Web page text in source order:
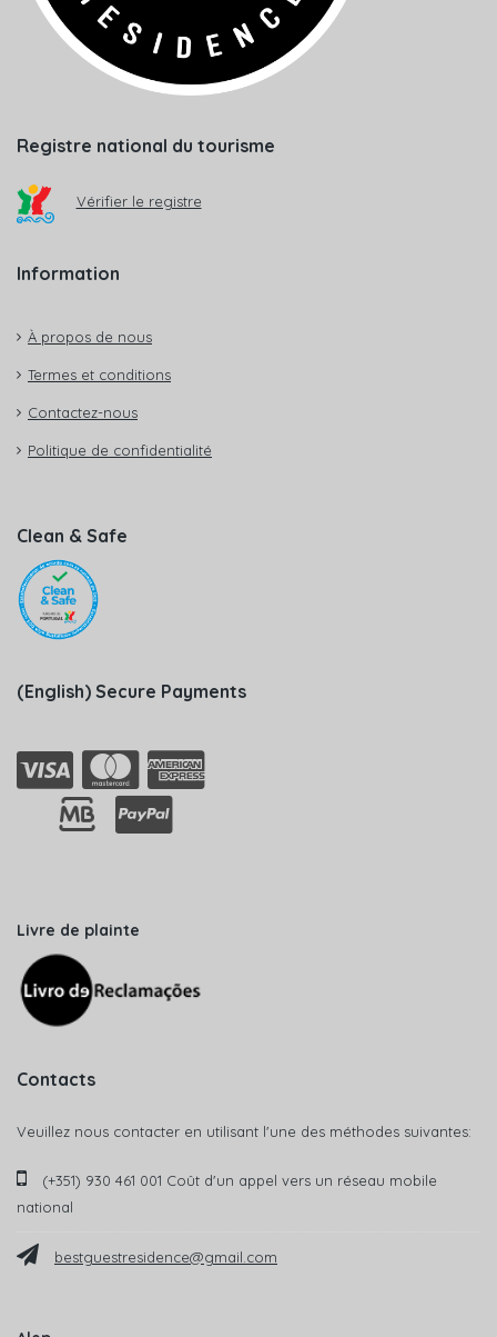
Registre national du tourisme
Vérifier le registre
Information
À propos de nous
Termes et conditions
Contactez-nous
Politique de confidentialité
Clean & Safe
(English) Secure Payments
Livre de plainte
Contacts
Veuillez nous contacter en utilisant l'une des méthodes suivantes:
(+351) 930 461 001 Coût d'un appel vers un réseau mobile
national
bestguestresidence@gmail.com